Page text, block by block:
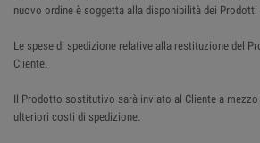
nuovo ordine è soggetta alla disponibilità dei
Le spese di spedizione relative alla restituzione del
Cliente.
Il Prodotto sostitutivo sarà inviato al Cliente a
ulteriori costi di spedizione.